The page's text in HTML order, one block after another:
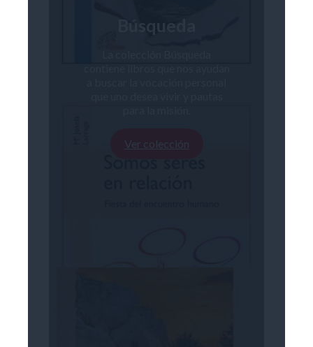
Búsqueda
contiene libros que nos ayudan
Ver colección